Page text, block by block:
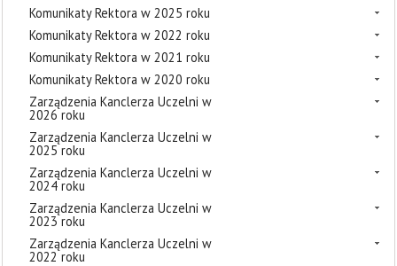
Komunikaty Rektora w 2025 roku
Komunikaty Rektora w 2022 roku
Komunikaty Rektora w 2021 roku
Komunikaty Rektora w 2020 roku
Zarządzenia Kanclerza Uczelni w
2026 roku
Zarządzenia Kanclerza Uczelni w
2025 roku
Zarządzenia Kanclerza Uczelni w
2024 roku
Zarządzenia Kanclerza Uczelni w
2023 roku
Zarządzenia Kanclerza Uczelni w
2022 roku